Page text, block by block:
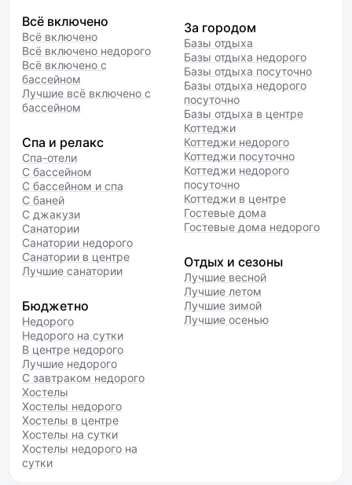
Всё включено
Всё включено
Всё включено недорого
Всё включено с
бассейном
Лучшие всё включено с
бассейном
Спа и релакс
Спа-отели
С бассейном
С бассейном и спа
С баней
С джакузи
Санатории
Санатории недорого
Санатории в центре
Лучшие санатории
Бюджетно
Недорого
Недорого на сутки
В центре недорого
Лучшие недорого
С завтраком недорого
Хостелы
Хостелы недорого
Хостелы в центре
Хостелы на сутки
Хостелы недорого на
сутки
За городом
Базы отдыха
Базы отдыха недорого
Базы отдыха посуточно
Базы отдыха недорого
посуточно
Базы отдыха в центре
Коттеджи
Коттеджи недорого
Коттеджи посуточно
Коттеджи недорого
посуточно
Коттеджи в центре
Гостевые дома
Гостевые дома недорого
Отдых и сезоны
Лучшие весной
Лучшие летом
Лучшие зимой
Лучшие осенью